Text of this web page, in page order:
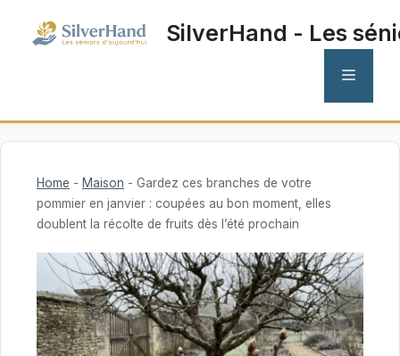
SilverHand - Les
MENU
Home - Maison - Gardez ces branches de votre
pommier en janvier : coupées au bon moment, elles
doublent la récolte de fruits dès l’été prochain